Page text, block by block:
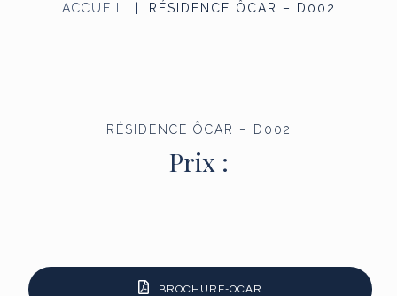
ACCUEIL RÉSIDENCE ÔCAR – D002
RÉSIDENCE ÔCAR – D002
Prix :
BROCHURE-OCAR